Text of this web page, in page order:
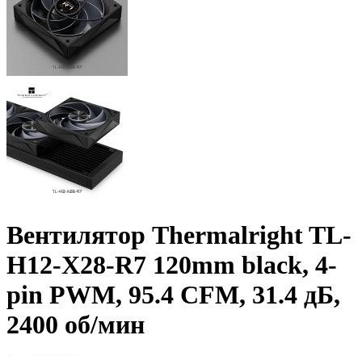
Вентилятор Thermalright TL-
H12-X28-R7 120mm black, 4-
pin PWM, 95.4 CFM, 31.4 дБ,
2400 об/­мин